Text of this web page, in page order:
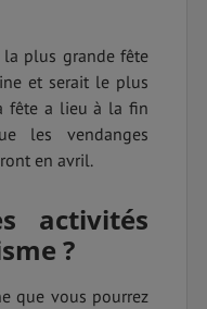
la plus grande fête
et serait le plus
fête a lieu à la fin
les vendanges
en avril.
activités
?
que vous pourrez